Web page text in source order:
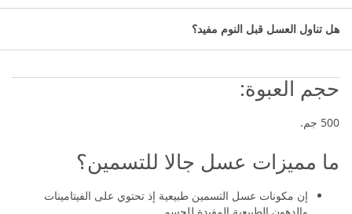
التصنيف الجوائي:
مكملات الحفاظ على الوزن.
حجم العبوة:
500 جم.
ما مميزات عسل جالا للتسمين؟
إن مكونات عسل التسمين طبيعية إذ تحتوي على الفيتامينات
هل تناول العسل قبل النوم مفيد؟